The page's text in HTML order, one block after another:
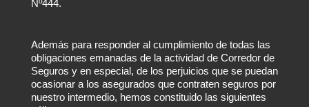
Nº444.
Además para responder al cumplimiento de todas las
obligaciones emanadas de la actividad de Corredor de
Seguros y en especial, de los perjuicios que se puedan
ocasionar a los asegurados que contraten seguros por
nuestro intermedio, hemos constituido las siguientes